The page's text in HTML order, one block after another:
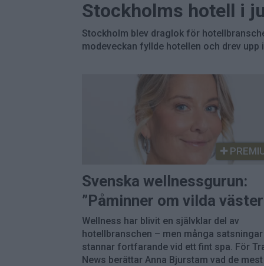
Stockholms hotell i
Stockholm blev draglok för
modeveckan fyllde hotellen och drev upp
Svenska wellnessgurun:
”Påminner om vilda
Wellness har blivit en självklar del av
hotellbranschen – men många satsningar
stannar fortfarande vid ett fint spa. För
News berättar Anna Bjurstam vad de mest